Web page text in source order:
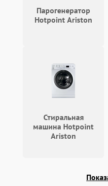
Парогенератор
Hotpoint Ariston
Стиральная
машина Hotpoint
Ariston